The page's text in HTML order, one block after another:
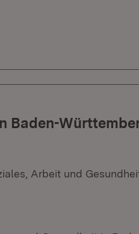
Baden-
Arbeit und